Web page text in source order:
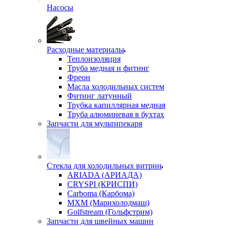
Насосы
Расходные материалы
Теплоизоляция
Труба медная и фитинг
Фреон
Масла холодильных систем
Фитинг латунный
Трубка капиллярная медная
Труба алюминевая в бухтах
Запчасти для мультипекаря
Стекла для холодильных витрин
ARIADA (АРИАДА)
CRYSPI (КРИСПИ)
Carboma (Карбома)
MXM (Марихолодмаш)
Golfstream (Гольфстрим)
Запчасти для швейных машин